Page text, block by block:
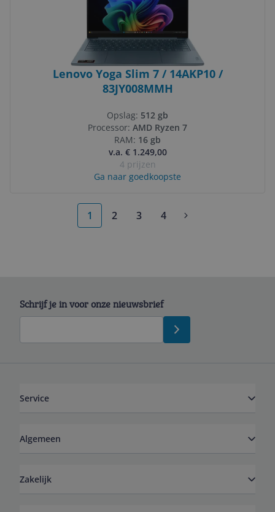
Lenovo Yoga Slim 7 / 14AKP10 /
83JY008MMH
Opslag: 512 gb
Processor: AMD Ryzen 7
RAM: 16 gb
v.a. € 1.249,00
4 prijzen
Ga naar goedkoopste
1 2 3 4
Schrijf je in voor onze nieuwsbrief
Service
Algemeen
Zakelijk